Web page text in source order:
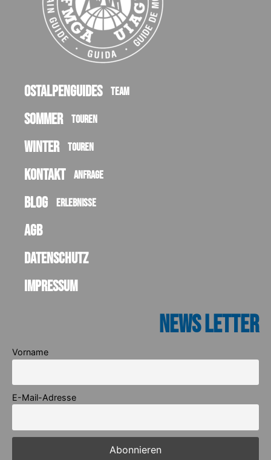
Ostalpenguides Team
Sommer Touren
Winter Touren
Kontakt Anfrage
Blog Erlebnisse
AGB
Datenschutz
Impressum
News Letter
Vorname
E-Mail-Adresse